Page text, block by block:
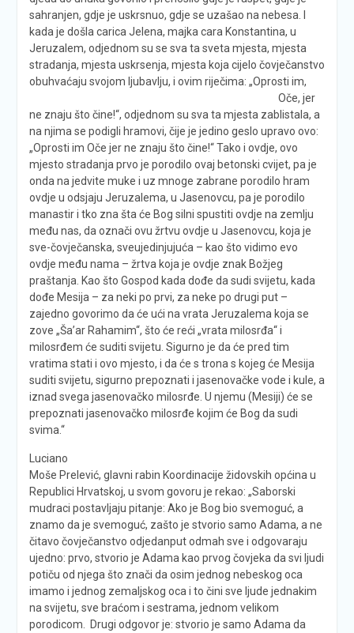
sahranjen, gdje je uskrsnuo, gdje se uzašao na nebesa. I
kada je došla carica Jelena, majka cara Konstantina, u
Jeruzalem, odjednom su se sva ta sveta mjesta, mjesta
stradanja, mjesta uskrsenja, mjesta koja cijelo čovječanstvo
obuhvaćaju svojom ljubavlju, i ovim riječima: „Oprosti im,
Oče, jer
ne znaju što čine!“, odjednom su sva ta mjesta zablistala, a
na njima se podigli hramovi, čije je jedino geslo upravo ovo:
„Oprosti im Oče jer ne znaju što čine!“ Tako i ovdje, ovo
mjesto stradanja prvo je porodilo ovaj betonski cvijet, pa je
onda na jedvite muke i uz mnoge zabrane porodilo hram
ovdje u odsjaju Jeruzalema, u Jasenovcu, pa je porodilo
manastir i tko zna šta će Bog silni spustiti ovdje na zemlju
među nas, da označi ovu žrtvu ovdje u Jasenovcu, koja je
sve-čovječanska, sveujedinjujuća – kao što vidimo evo
ovdje među nama – žrtva koja je ovdje znak Božjeg
praštanja. Kao što Gospod kada dođe da sudi svijetu, kada
dođe Mesija – za neki po prvi, za neke po drugi put –
zajedno govorimo da će ući na vrata Jeruzalema koja se
zove „Ša’ar Rahamim“, što će reći „vrata milosrđa“ i
milosrđem će suditi svijetu. Sigurno je da će pred tim
vratima stati i ovo mjesto, i da će s trona s kojeg će Mesija
suditi svijetu, sigurno prepoznati i jasenovačke vode i kule, a
iznad svega jasenovačko milosrđe. U njemu (Mesiji) će se
prepoznati jasenovačko milosrđe kojim će Bog da sudi
svima.“
Luciano
Moše Prelević, glavni rabin Koordinacije židovskih općina u
Republici Hrvatskoj, u svom govoru je rekao: „Saborski
mudraci postavljaju pitanje: Ako je Bog bio svemoguć, a
znamo da je svemoguć, zašto je stvorio samo Adama, a ne
čitavo čovječanstvo odjedanput odmah sve i odgovaraju
ujedno: prvo, stvorio je Adama kao prvog čovjeka da svi ljudi
potiču od njega što znači da osim jednog nebeskog oca
imamo i jednog zemaljskog oca i to čini sve ljude jednakim
na svijetu, sve braćom i sestrama, jednom velikom
porodicom. Drugi odgovor je: stvorio je samo Adama da